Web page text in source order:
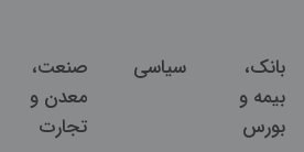
بانک،
بیمه و
بورس
سیاسی
صنعت،
معدن و
تجارت